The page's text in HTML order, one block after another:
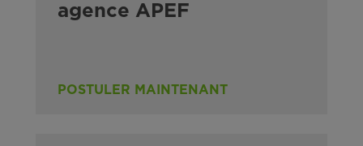
agence APEF
POSTULER MAINTENANT